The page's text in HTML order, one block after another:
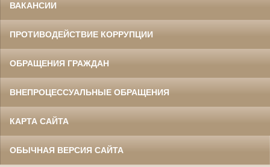
ВАКАНСИИ
ПРОТИВОДЕЙСТВИЕ КОРРУПЦИИ
ОБРАЩЕНИЯ ГРАЖДАН
ВНЕПРОЦЕССУАЛЬНЫЕ ОБРАЩЕНИЯ
КАРТА САЙТА
ОБЫЧНАЯ ВЕРСИЯ САЙТА